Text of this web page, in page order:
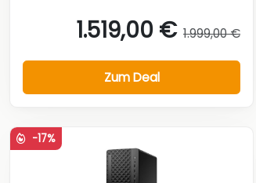
1.519,00 € 1.999,00 €
Zum Deal
-17%